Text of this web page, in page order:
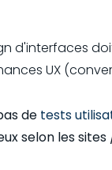
d'interfaces
UX
de tests
selon les